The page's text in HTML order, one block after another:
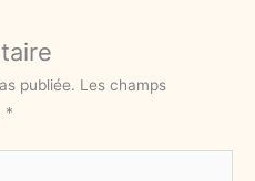
publiée. Les champs
*